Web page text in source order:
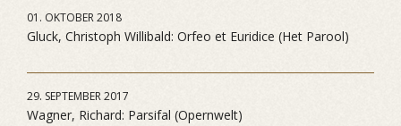
01. OKTOBER 2018
Gluck, Christoph Willibald: Orfeo et Euridice (Het Parool)
29. SEPTEMBER 2017
Wagner, Richard: Parsifal (Opernwelt)